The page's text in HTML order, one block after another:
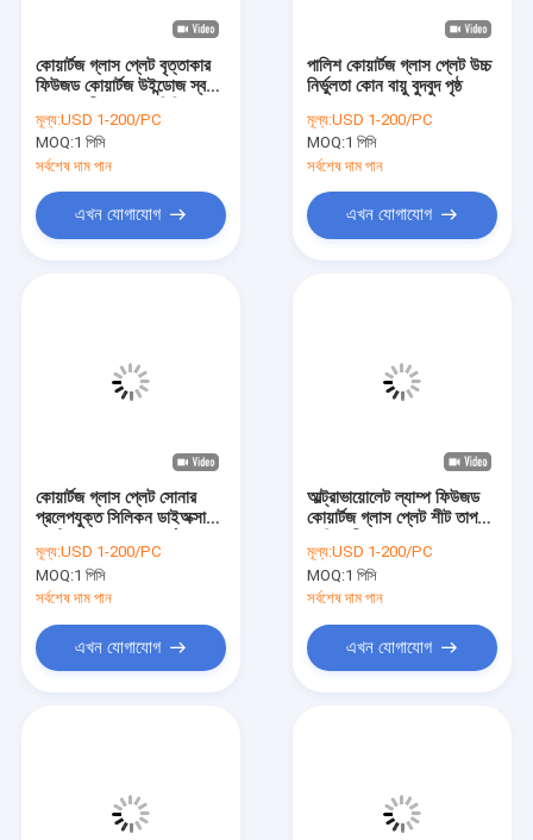
কোয়ার্টজ গ্লাস প্লেট বৃত্তাকার
ফিউজড কোয়ার্টজ উইন্ডোজ স্বচ্ছ
মূল্য:USD 1-200/PC
MOQ:1 পিসি
সর্বশেষ দাম পান
এখন যোগাযোগ
পালিশ কোয়ার্টজ গ্লাস প্লেট উচ্চ
নির্ভুলতা কোন বায়ু বুদবুদ পৃষ্ঠ
মূল্য:USD 1-200/PC
MOQ:1 পিসি
সর্বশেষ দাম পান
এখন যোগাযোগ
কোয়ার্টজ গ্লাস প্লেট সোনার
প্রলেপযুক্ত সিলিকন ডাইঅক্সাইড
কোয়ার্টজ গ্লাস উইন্ডো
মূল্য:USD 1-200/PC
MOQ:1 পিসি
সর্বশেষ দাম পান
এখন যোগাযোগ
আল্ট্রাভায়োলেট ল্যাম্প ফিউজড
কোয়ার্টজ গ্লাস প্লেট শীট তাপ
মূল্য:USD 1-200/PC
MOQ:1 পিসি
সর্বশেষ দাম পান
এখন যোগাযোগ